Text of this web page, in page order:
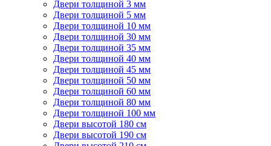
Двери толщиной 3 мм
Двери толщиной 5 мм
Двери толщиной 10 мм
Двери толщиной 30 мм
Двери толщиной 35 мм
Двери толщиной 40 мм
Двери толщиной 45 мм
Двери толщиной 50 мм
Двери толщиной 60 мм
Двери толщиной 80 мм
Двери толщиной 100 мм
Двери высотой 180 см
Двери высотой 190 см